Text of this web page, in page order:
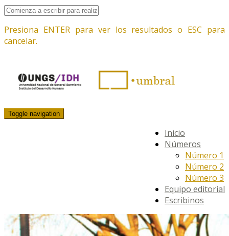
Presiona ENTER para ver los resultados o ESC para
cancelar.
Toggle navigation
Inicio
Números
Número 1
Número 2
Número 3
Equipo editorial
Escribinos